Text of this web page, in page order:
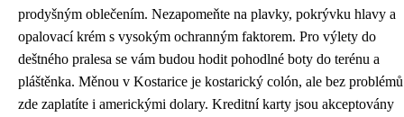
prodyšným oblečením. Nezapomeňte na plavky, pokrývku hlavy a
opalovací krém s vysokým ochranným faktorem. Pro výlety do
deštného pralesa se vám budou hodit pohodlné boty do terénu a
pláštěnka. Měnou v Kostarice je kostarický colón, ale bez problémů
zde zaplatíte i americkými dolary. Kreditní karty jsou akceptovány